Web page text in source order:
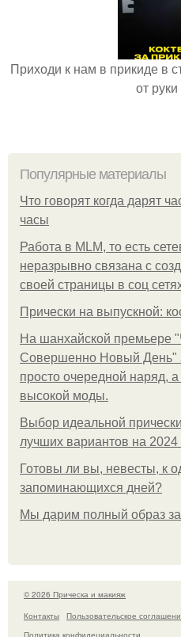
Приходи к нам в прикиде в
от
Популярные материалы
Что говорят когда дарят
часы
Работа в MLM, то есть
неразрывно связана с
своей страницы в соц
Прически на выпускной:
На шанхайской премьере
Совершенно Новый День"
просто очередной наряд,
высокой моды.
Выбор идеальной
лучших вариантов на 2024
Готовы ли вы, невесты, к
запоминающихся дней?
Мы дарим полный образ за
© 2026 Прическа и макияж
Контакты
Пользовательское
Политика конфидециальности